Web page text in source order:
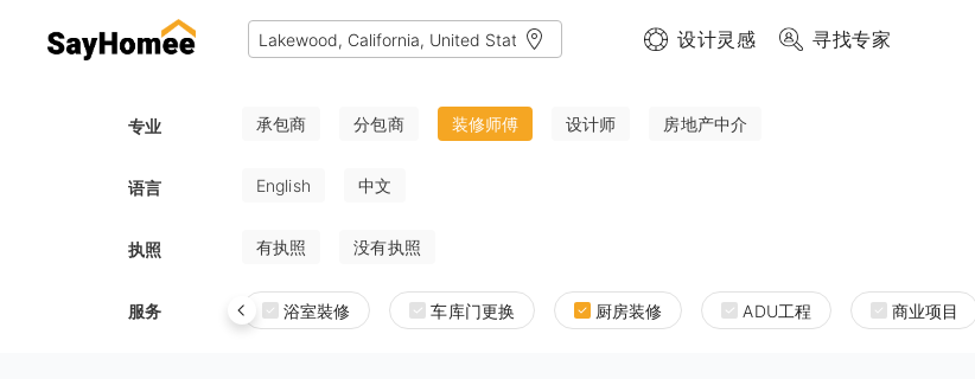
设计灵感 寻找专家
专业 承包商 分包商 装修师傅 设计师 房地产中介
语言 English 中文
执照 有执照 没有执照
服务 浴室裝修 车库门更换 厨房装修 ADU工程 商业项目